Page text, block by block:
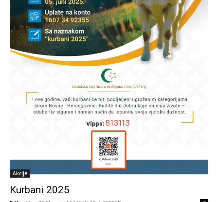
Akcije
Kurbani 2025